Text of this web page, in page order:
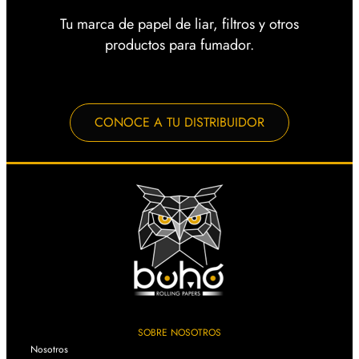
Tu marca de papel de liar, filtros y otros
productos para fumador.
CONOCE A TU DISTRIBUIDOR
SOBRE NOSOTROS
Nosotros